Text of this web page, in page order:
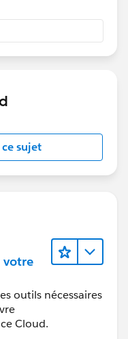
sujet
votre
outils nécessaires
Cloud.